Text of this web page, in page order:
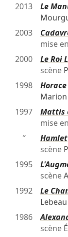
2013
Le
2003
mise
2000
Le Roi
scène
1998
Horace
1997
Mattis
mise
″
Hamlet
scène
1995
scène
1992
Le
Lebeau
1986
scène